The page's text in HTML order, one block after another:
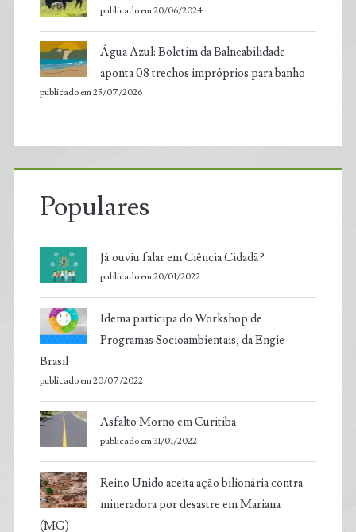
publicado em 20/06/2024
Água Azul: Boletim da Balneabilidade
aponta 08 trechos impróprios para banho
publicado em 25/07/2026
Populares
Já ouviu falar em Ciência Cidadã?
publicado em 20/01/2022
Idema participa do Workshop de
Programas Socioambientais, da Engie
Brasil
publicado em 20/07/2022
Asfalto Morno em Curitiba
publicado em 31/01/2022
Reino Unido aceita ação bilionária contra
mineradora por desastre em Mariana
(MG)